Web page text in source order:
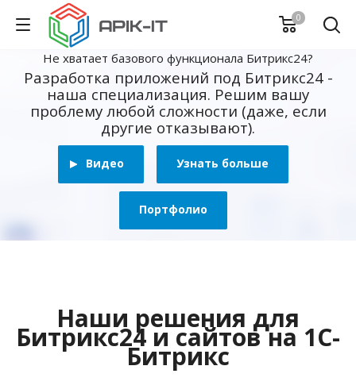
0
Не хватает базового функционала Битрикс24?
Разработка приложений под Битрикс24 -
наша специализация. Решим вашу
проблему любой сложности (даже, если
другие отказывают).
Видео Узнать больше
Портфолио
Наши решения для
Битрикс24 и сайтов на 1С-
Битрикс